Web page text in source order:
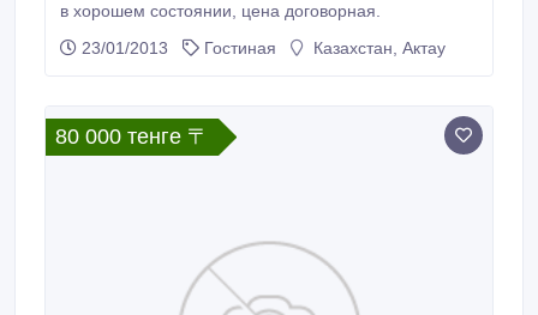
в хорошем состоянии, цена договорная.
23/01/2013
Гостиная Казахстан, Актау
80 000 тенге 〒